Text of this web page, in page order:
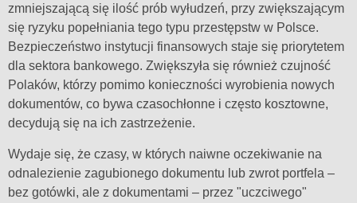
zmniejszającą się ilość prób wyłudzeń, przy zwiększającym
się ryzyku popełniania tego typu przestępstw w Polsce.
Bezpieczeństwo instytucji finansowych staje się priorytetem
dla sektora bankowego. Zwiększyła się również czujność
Polaków, którzy pomimo konieczności wyrobienia nowych
dokumentów, co bywa czasochłonne i często kosztowne,
decydują się na ich zastrzeżenie.
Wydaje się, że czasy, w których naiwne oczekiwanie na
odnalezienie zagubionego dokumentu lub zwrot portfela –
bez gotówki, ale z dokumentami – przez "uczciwego"